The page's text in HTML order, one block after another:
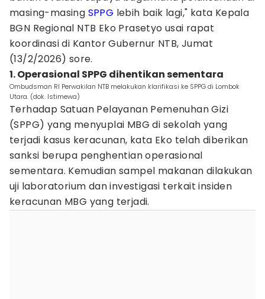
masing-masing SPPG lebih baik lagi," kata Kepala
BGN Regional NTB Eko Prasetyo usai rapat
koordinasi di Kantor Gubernur NTB, Jumat
(13/2/2026) sore.
1. Operasional SPPG dihentikan sementara
Ombudsman RI Perwakilan NTB melakukan klarifikasi ke SPPG di Lombok
Utara. (dok. Istimewa)
Terhadap Satuan Pelayanan Pemenuhan Gizi
(SPPG) yang menyuplai MBG di sekolah yang
terjadi kasus keracunan, kata Eko telah diberikan
sanksi berupa penghentian operasional
sementara. Kemudian sampel makanan dilakukan
uji laboratorium dan investigasi terkait insiden
keracunan MBG yang terjadi.